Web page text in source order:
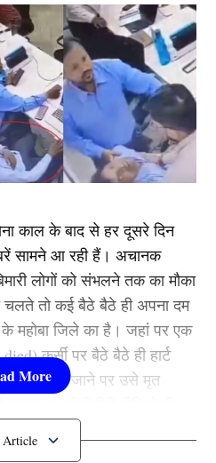
काल के बाद से हर दूसरे दिन
सामने आ रही हैं। अचानक
लोगों को संभलने तक का मौका
तो कई बैठे बैठे ही अपना दम
के महोबा जिले का है। जहां पर एक
कुर्सी पर बैठे बैठे ही हार्ट
ले जाने पर उसे मृत
रहा है।